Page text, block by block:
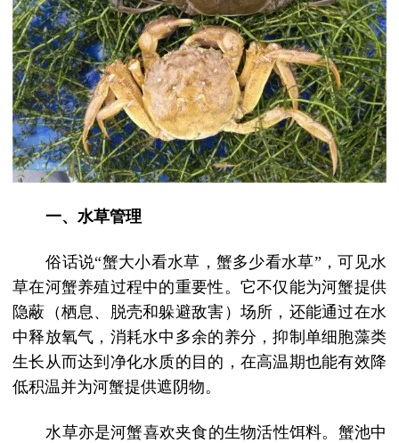
一、水草管理
俗话说“蟹大小看水草，蟹多少看水草”，可见水
草在河蟹养殖过程中的重要性。它不仅能为河蟹提供
隐蔽（栖息、脱壳和躲避敌害）场所，还能通过在水
中释放氧气，消耗水中多余的养分，抑制单细胞藻类
生长从而达到净化水质的目的，在高温期也能有效降
低积温并为河蟹提供遮阴物。
水草亦是河蟹喜欢夹食的生物活性饵料。蟹池中